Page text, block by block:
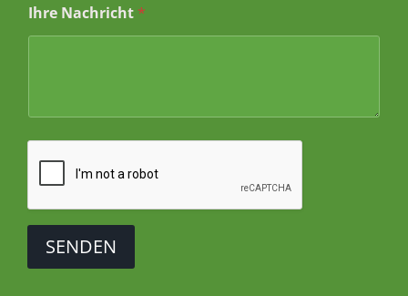
Ihre Nachricht *
SENDEN